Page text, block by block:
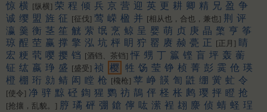
惊 横 [纵横] 荣 程 倾 兵 京 营 迎 英 更 耕 卿 精 兄 盈 争
诚 缨 盟 旌 征 [征伐] 莺 嵘 楹 并 [相从也，合也，兼也] 荆 评
瀛 羹 衡 茎 笙 觥 萦 氓 烹 鲸 呈 婴 萌 贞 庚 晶 檠 亨 筝
琼 酲 茔 赢 撑 擎 泓 坑 枰 眀 狞 罂 赓 赪 甍 正 [正月] 睛
宏 粳 茕 嘤 撄 铛 [酒铛、茶铛] 怦 甥 丁 籯 铿 盲 坪 轰 蘅
钲 纮 嬴 琤 盛 [盛受] 祯 樱 牲 饧 莹 铮 桢 菁 彭 霙 伧 瑛
橙 棚 珩 勍 鲭 闳 瞠 枪 [欃枪] 苹 峥 韺 訇 鼪 绷 黉 虻 令
[使令] 净 骍 黥 硁 鍧 猩 鹦 祊 鶄 伻 柽 枨 鹒 璎 抨 瞪 抢
[抢攘，乱貌。] 脝 璚 砰 弸 鎗 儜 吰 潆 裎 翃 麖 侦 蜻 蛏 珵